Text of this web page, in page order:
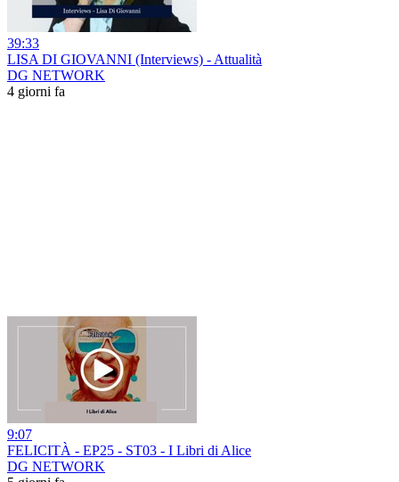
39:33
LISA DI GIOVANNI (Interviews) - Attualità
DG NETWORK
4 giorni fa
9:07
FELICITÀ - EP25 - ST03 - I Libri di Alice
DG NETWORK